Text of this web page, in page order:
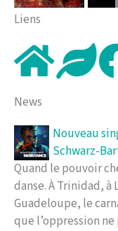
Liens
News
Nouveau
Schwarz-
Quand le pouvoir
danse. À Trinidad, à
Guadeloupe, le
que l’oppression